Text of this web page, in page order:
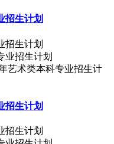
招生计划
招生计划
艺术类本科专业招生计
招生计划
招生计划